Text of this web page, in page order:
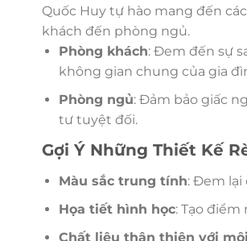
Quốc Huy tự hào mang đến
khách đến phòng ngủ.
Phòng khách: Đem đến sự
không gian chung của gia
Phòng ngủ: Đảm bảo giấc
tư tuyệt đối.
Gợi Ý Những Thiết Kế
Màu sắc trung tính: Đem lại
Họa tiết hình học: Tạo điểm
Chất liệu thân thiện với